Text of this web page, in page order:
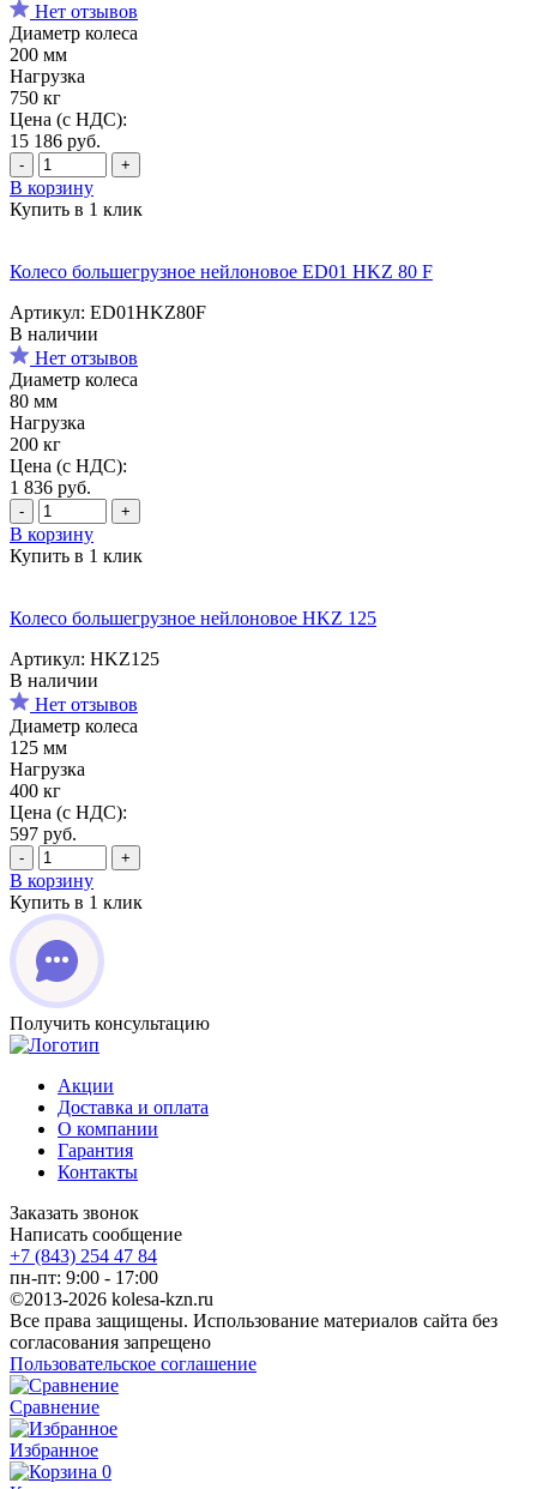
Нет отзывов
Диаметр колеса
200 мм
Нагрузка
750 кг
Цена (с НДС):
15 186 руб.
- +
В корзину
Купить в 1 клик
Колесо большегрузное нейлоновое ED01 HKZ 80 F
Артикул: ED01HKZ80F
В наличии
Нет отзывов
Диаметр колеса
80 мм
Нагрузка
200 кг
Цена (с НДС):
1 836 руб.
- +
В корзину
Купить в 1 клик
Колесо большегрузное нейлоновое HKZ 125
Артикул: HKZ125
В наличии
Нет отзывов
Диаметр колеса
125 мм
Нагрузка
400 кг
Цена (с НДС):
597 руб.
- +
В корзину
Купить в 1 клик
Получить консультацию
Акции
Доставка и оплата
О компании
Гарантия
Контакты
Заказать звонок
Написать сообщение
+7 (843) 254 47 84
пн-пт: 9:00 - 17:00
©2013-2026 kolesa-kzn.ru
Все права защищены. Использование материалов сайта без
согласования запрещено
Пользовательское соглашение
Сравнение
Избранное
0